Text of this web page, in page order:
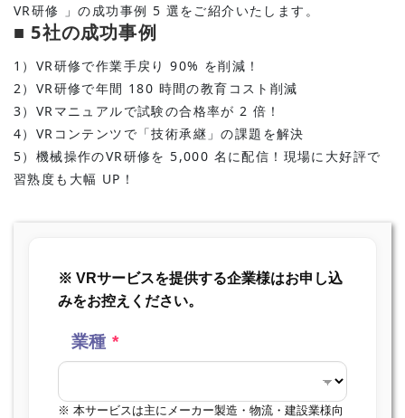
VR研修 」の成功事例 5 選をご紹介いたします。
■ 5社の成功事例
1）VR研修で作業手戻り 90% を削減！
2）VR研修で年間 180 時間の教育コスト削減
3）VRマニュアルで試験の合格率が 2 倍！
4）VRコンテンツで「技術承継」の課題を解決
5）機械操作のVR研修を 5,000 名に配信！現場に大好評で
習熟度も大幅 UP！